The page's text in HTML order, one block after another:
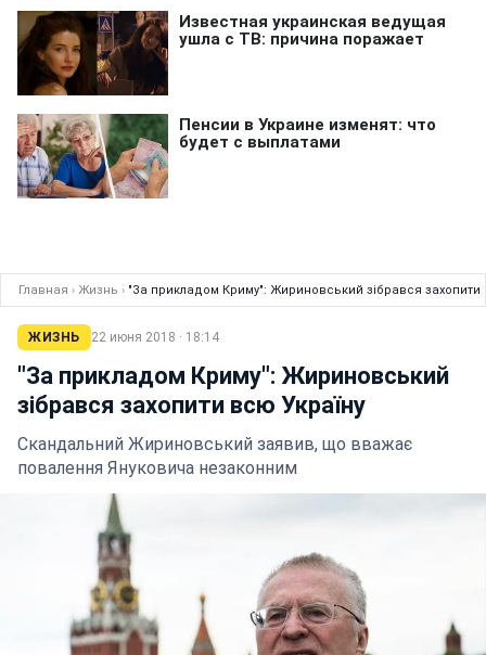
Главная › Жизнь › "За прикладом Криму": Жириновський зібрався захопити
ЖИЗНЬ 22 июня 2018 · 18:14
"За прикладом Криму": Жириновський
зібрався захопити всю Україну
Скандальний Жириновський заявив, що вважає
повалення Януковича незаконним